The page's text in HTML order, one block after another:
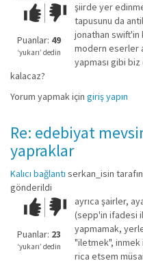
Çok iyi!O
kadar
iyi
değil!
Puanlar: 49
‘yukarı’ dedin
şiirde yer
tapusunu da
jonathan
modern eserler
yapması gibi
kalacaz?
Yorum yapmak için giriş yapın
Re: edebiyat
yapraklar
Kalıcı bağlantı serkan_isin
gönderildi
Çok iyi!O
kadar
iyi
değil!
Puanlar: 23
‘yukarı’ dedin
ayrıca şairler,
(sepp'in ifadesi
yapmamak,
"iletmek",
rica etsem